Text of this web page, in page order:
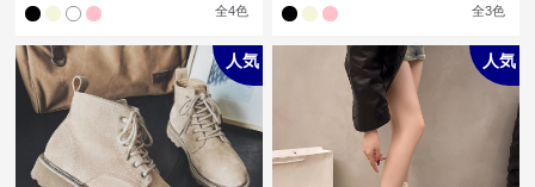
全4色 全3色
人気 人気